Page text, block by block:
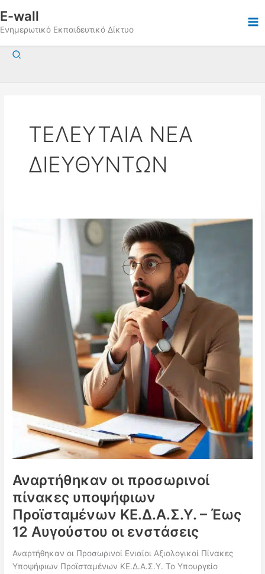
στο
περιεχόμενο
E-wall
Ενημερωτικό Εκπαιδευτικό Δίκτυο
Αναζήτηση
ΤΕΛΕΥΤΑΙΑ ΝΕΑ
ΔΙΕΥΘΥΝΤΩΝ
Αναρτήθηκαν οι προσωρινοί
πίνακες υποψήφιων
Προϊσταμένων ΚΕ.Δ.Α.Σ.Υ. – Έως
12 Αυγούστου οι ενστάσεις
Αναρτήθηκαν οι Προσωρινοί Ενιαίοι Αξιολογικοί Πίνακες
Υποψήφιων Προϊσταμένων ΚΕ.Δ.Α.Σ.Υ. Το Υπουργείο